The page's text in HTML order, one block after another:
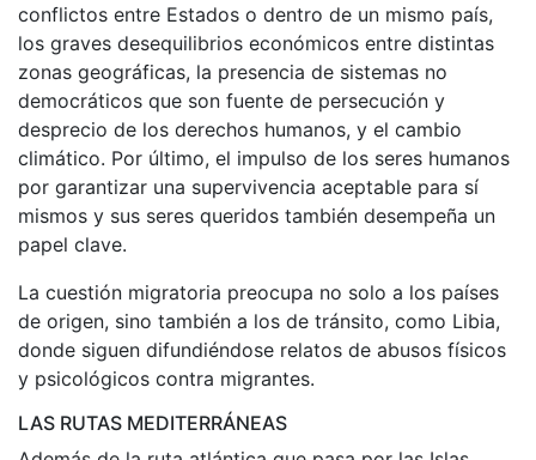
conflictos entre Estados o dentro de un mismo país,
los graves desequilibrios económicos entre distintas
zonas geográficas, la presencia de sistemas no
democráticos que son fuente de persecución y
desprecio de los derechos humanos, y el cambio
climático. Por último, el impulso de los seres humanos
por garantizar una supervivencia aceptable para sí
mismos y sus seres queridos también desempeña un
papel clave.
La cuestión migratoria preocupa no solo a los países
de origen, sino también a los de tránsito, como Libia,
donde siguen difundiéndose relatos de abusos físicos
y psicológicos contra migrantes.
LAS RUTAS MEDITERRÁNEAS